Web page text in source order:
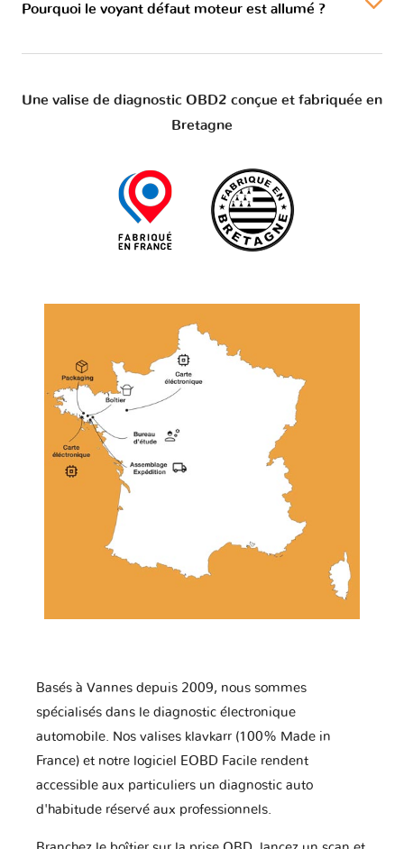
Pourquoi le voyant défaut moteur est allumé ?
Une valise de diagnostic OBD2 conçue et fabriquée en
Bretagne
Basés à Vannes depuis 2009, nous sommes
spécialisés dans le diagnostic électronique
automobile. Nos valises klavkarr (100% Made in
France) et notre logiciel EOBD Facile rendent
accessible aux particuliers un diagnostic auto
d'habitude réservé aux professionnels.